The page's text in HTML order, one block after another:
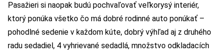
Pasažieri si naopak budú pochvaľovať veľkorysý interiér,
ktorý ponúka všetko čo má dobré rodinné auto ponúkať –
pohodlné sedenie v každom kúte, dobrý výhľad aj z druhého
radu sedadiel, 4 vyhrievané sedadlá, množstvo odkladacích